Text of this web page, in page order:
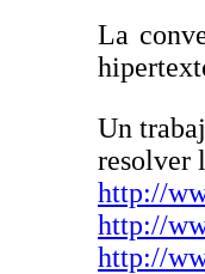
La
Un
resolver
http://
http://
http://